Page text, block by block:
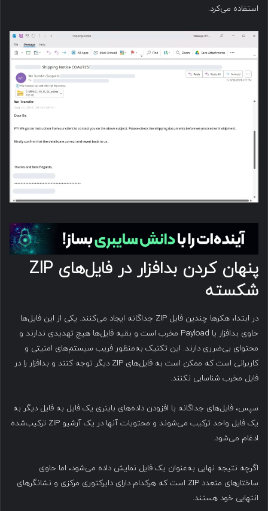
استفاده می‌کرد.
پنهان کردن بدافزار در فایل‌های
شکسته
در ابتدا، هکرها چندین فایل ZIP جداگانه ایجاد می‌کنند. یکی از این فایل‌ها
حاوی بدافزار یا Payload مخرب است و بقیه فایل‌ها هیچ تهدیدی ندارند و
محتوای بی‌ضرری دارند. این تکنیک به‌منظور فریب سیستم‌های امنیتی و
کاربرانی است که ممکن است به فایل‌های ZIP دیگر توجه کنند و بدافزار را در
فایل مخرب شناسایی نکنند.
سپس، فایل‌های جداگانه با افزودن داده‌های باینری یک فایل به فایل دیگر به
یک فایل واحد ترکیب می‌شوند و محتویات آنها در یک آرشیو ZIP ترکیب‌شده
ادغام می‌شود.
اگرچه نتیجه نهایی به‌عنوان یک فایل نمایش داده می‌شود، اما حاوی
ساختارهای متعدد ZIP است که هرکدام دارای دایرکتوری مرکزی و نشانگرهای
انتهایی خود هستند.